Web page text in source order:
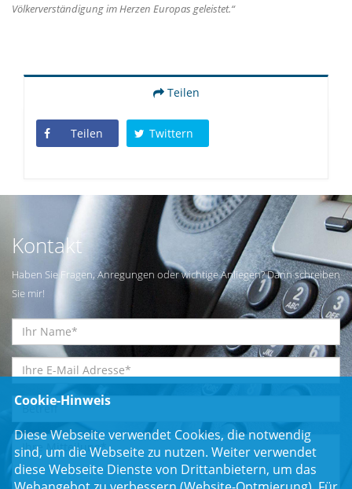
Völkerverständigung im Herzen Europas geleistet.“
Teilen
Teilen Twittern
Kontakt
Haben Sie Fragen, Anregungen oder wichtige Anliegen? Dann schreiben
Sie mir!
Cookie-Hinweis
Diese Webseite verwendet Cookies, die notwendig
sind, um die Webseite zu nutzen. Weiter verwendet
diese Webseite Dienste von Drittanbietern, um das